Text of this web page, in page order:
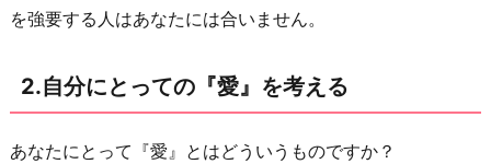
入
る
5.
愛
を強要する人はあなたには合いません。
2.自分にとっての『愛』を考える
あなたにとって『愛』とはどういうものですか？